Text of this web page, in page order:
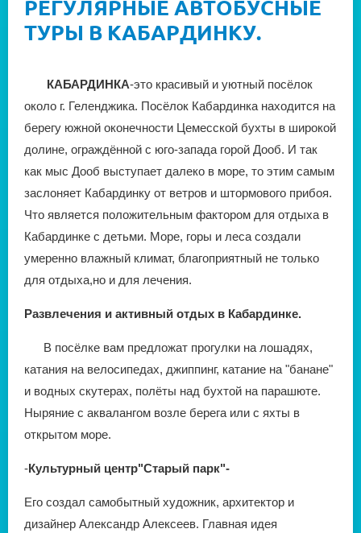
РЕГУЛЯРНЫЕ АВТОБУСНЫЕ
ТУРЫ В КАБАРДИНКУ.
КАБАРДИНКА-это красивый и уютный посёлок
около г. Геленджика. Посёлок Кабардинка находится на
берегу южной оконечности Цемесской бухты в широкой
долине, ограждённой с юго-запада горой Дооб. И так
как мыс Дооб выступает далеко в море, то этим самым
заслоняет Кабардинку от ветров и штормового прибоя.
Что является положительным фактором для отдыха в
Кабардинке с детьми. Море, горы и леса создали
умеренно влажный климат, благоприятный не только
для отдыха,но и для лечения.
Развлечения и активный отдых в Кабардинке.
В посёлке вам предложат прогулки на лошадях,
катания на велосипедах, джиппинг, катание на "банане"
и водных скутерах, полёты над бухтой на парашюте.
Ныряние с аквалангом возле берега или с яхты в
открытом море.
-Культурный центр"Старый парк"-
Его создал самобытный художник, архитектор и
дизайнер Александр Алексеев. Главная идея